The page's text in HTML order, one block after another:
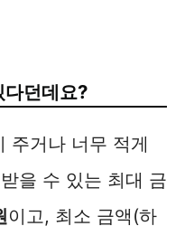
다던데요?
주거나 너무 적게
을 수 있는 최대 금
이고, 최소 금액(하